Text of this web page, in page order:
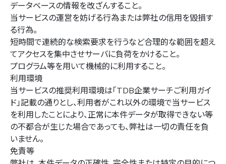
データベースの情報を改ざんすること。
当サービスの運営を妨げる行為または弊社の信用を毀損す
る行為。
短時間で連続的な検索要求を行うなど合理的な範囲を超え
てアクセスを集中させサーバに負荷をかけること。
プログラム等を用いて機械的に利用すること。
利用環境
当サービスの推奨利用環境は「TDB企業サーチご利用ガイ
ド」記載の通りとし、利用者がこれ以外の環境で当サービス
を利用したことにより、正常に本件データが取得できない等
の不都合が生じた場合であっても、弊社は一切の責任を負
いません。
免責等